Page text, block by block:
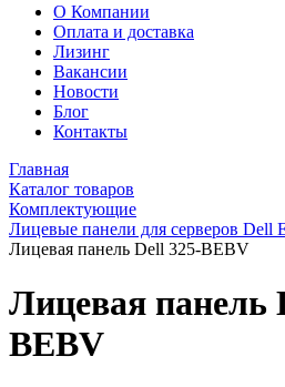
О Компании
Оплата и доставка
Лизинг
Вакансии
Новости
Блог
Контакты
Главная
Каталог товаров
Комплектующие
Лицевые панели для серверов Dell
Лицевая панель Dell 325-BEBV
Лицевая панель
BEBV